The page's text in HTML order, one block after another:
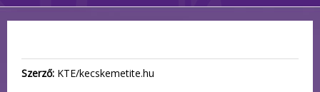
Szerző: KTE/kecskemetite.hu